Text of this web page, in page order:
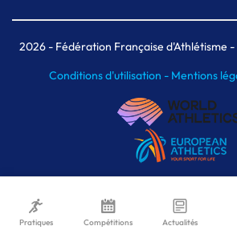
Meeting de Paris
MAIF Ekiden de Paris
2026- Fédération Française d'Athlétisme -
Conditions d'utilisation - Mentions
Pratiques Compétitions Actualités